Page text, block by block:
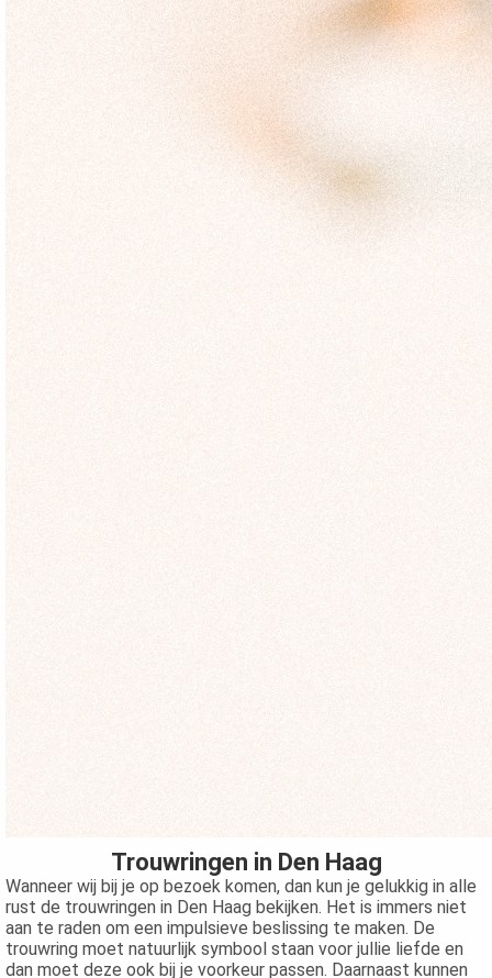
Trouwringen in Den Haag
Wanneer wij bij je op bezoek komen, dan kun je gelukkig in alle
rust de trouwringen in Den Haag bekijken. Het is immers niet
aan te raden om een impulsieve beslissing te maken. De
trouwring moet natuurlijk symbool staan voor jullie liefde en
dan moet deze ook bij je voorkeur passen. Daarnaast kunnen